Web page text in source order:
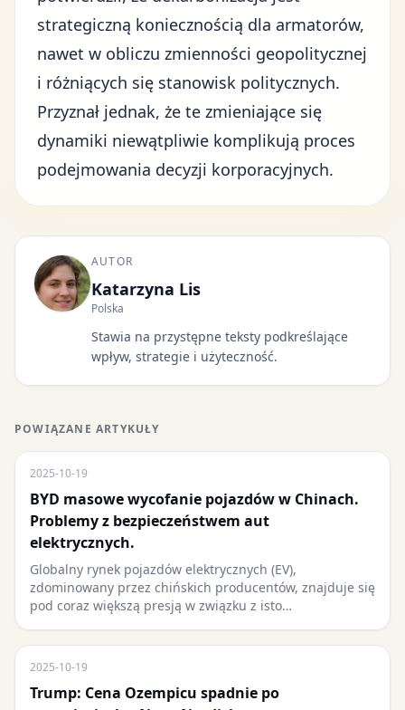
strategiczną koniecznością dla armatorów,
nawet w obliczu zmienności geopolitycznej
i różniących się stanowisk politycznych.
Przyznał jednak, że te zmieniające się
dynamiki niewątpliwie komplikują proces
podejmowania decyzji korporacyjnych.
AUTOR
Katarzyna Lis
Polska
Stawia na przystępne teksty podkreślające
wpływ, strategie i użyteczność.
POWIĄZANE ARTYKUŁY
2025-10-19
BYD masowe wycofanie pojazdów w Chinach.
Problemy z bezpieczeństwem aut
elektrycznych.
Globalny rynek pojazdów elektrycznych (EV),
zdominowany przez chińskich producentów, znajduje się
pod coraz większą presją w związku z isto…
2025-10-19
Trump: Cena Ozempicu spadnie po